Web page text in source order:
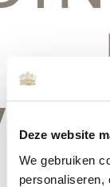
Deze website
We gebruiken
personaliseren,